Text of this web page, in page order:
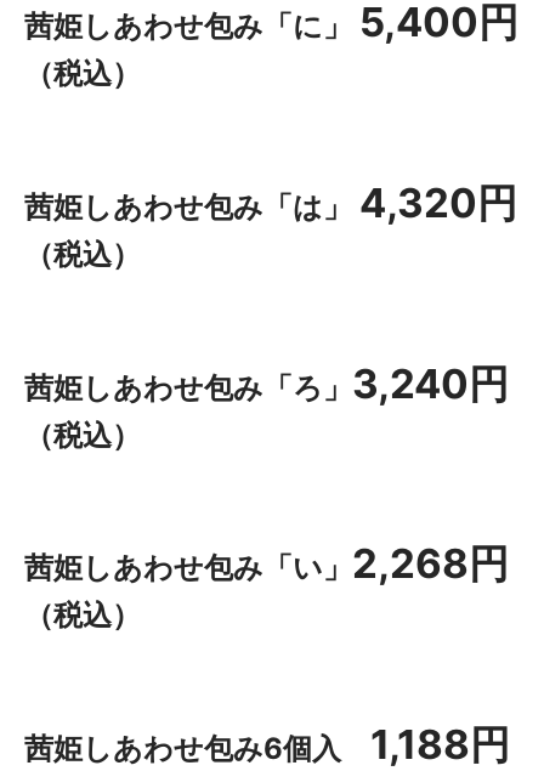
茜姫しあわせ包み「に」 5,400円
（税込）
茜姫しあわせ包み「は」 4,320円
（税込）
茜姫しあわせ包み「ろ」 3,240円
（税込）
茜姫しあわせ包み「い」 2,268円
（税込）
茜姫しあわせ包み6個入 1,188円